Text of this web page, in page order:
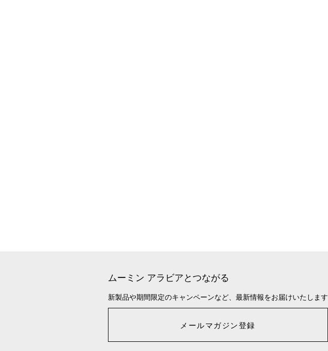
ムーミン アラビアとつながる
新製品や期間限定のキャンペーンなど、最新情報をお届けいたします
メールマガジン登録